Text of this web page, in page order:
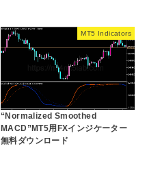
MT5 Indicators
“Normalized Smoothed
MACD”MT5用FXインジケーター
無料ダウンロード